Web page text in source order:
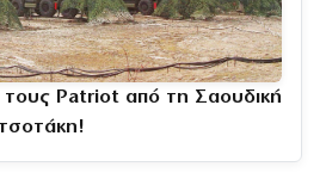
Patriot από τη Σαουδική